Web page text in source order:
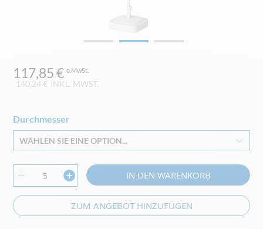
140,24 € INKL. MWST.
117,85 €
Durchmesser
WÄHLEN SIE EINE OPTION...
IN DEN WARENKORB
ZUM ANGEBOT HINZUFÜGEN
Anfang
der